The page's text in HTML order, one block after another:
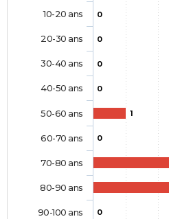
0
0
0
0
1
0
0
10-20 ans
20-30 ans
30-40 ans
40-50 ans
50-60 ans
60-70 ans
70-80 ans
80-90 ans
90-100 ans